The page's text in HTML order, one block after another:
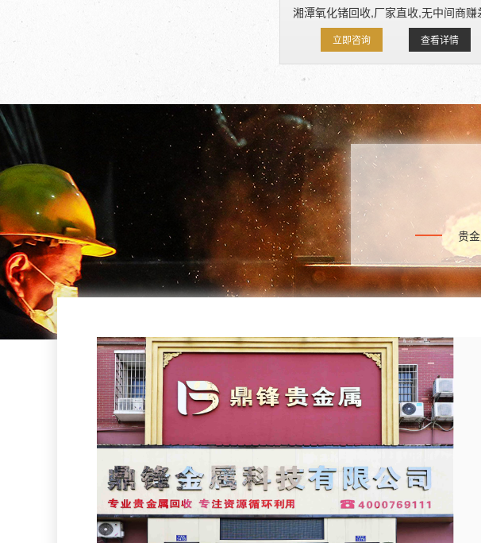
湘潭氧化锗回收,厂家直收,无中间商赚
立即咨询 查看详情
贵